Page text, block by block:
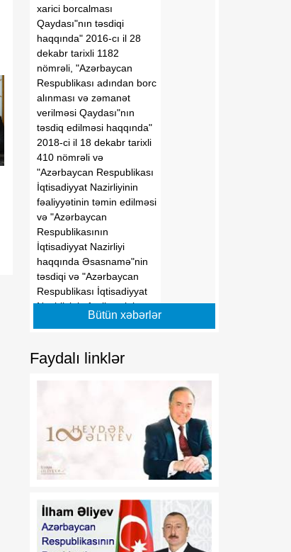
xarici borcalması
Qaydası"nın təsdiqi
haqqında" 2016-cı il 28
dekabr tarixli 1182
nömrəli, "Azərbaycan
Respublikası adından borc
alınması və zəmanət
verilməsi Qaydası"nın
təsdiq edilməsi haqqında"
2018-ci il 18 dekabr tarixli
410 nömrəli və
"Azərbaycan Respublikası
İqtisadiyyat Nazirliyinin
fəaliyyətinin təmin edilməsi
və "Azərbaycan
Respublikasının
İqtisadiyyat Nazirliyi
haqqında Əsasnamə"nin
təsdiqi və "Azərbaycan
Respublikası İqtisadiyyat
Nazirliyinin fəaliyyətinin
təmin edilməsi və
İqtisadi İnkişaf Nazirliyinin
fəaliyyətinin
təkmilləşdirilməsi ilə bağlı
Prezidentinin 2006-cı il 28
dekabr tarixli 504 nömrəli
Fərmanında dəyişikliklər
edilməsi barədə"
Prezidentinin 2014-cü il 20
fevral tarixli 111 nömrəli
Fərmanında dəyişiklik
edilməsi haqqında"
Bütün xəbərlər
Faydalı linklər